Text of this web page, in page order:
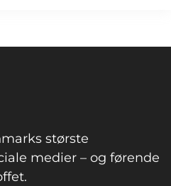
største
medier – og førende